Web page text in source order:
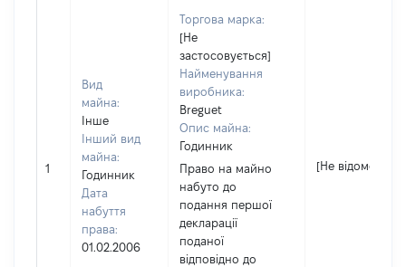
1
Вид
майна:
Інше
Інший вид
майна:
Годинник
Дата
набуття
права:
01.02.2006
Торгова марка:
[Не
застосовується]
Найменування
виробника:
Breguet
Опис майна:
Годинник
Право на майно
набуто до
подання першої
декларації
поданої
відповідно до
[Не відомо]